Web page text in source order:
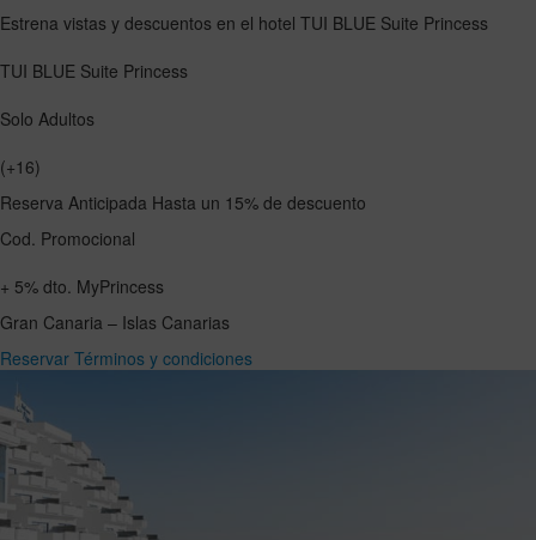
Estrena vistas y descuentos en el hotel TUI BLUE Suite Princess
TUI BLUE Suite Princess
Solo Adultos
(+16)
Reserva Anticipada Hasta un 15% de descuento
Cod. Promocional
+ 5% dto. MyPrincess
Gran Canaria – Islas Canarias
Reservar Términos y condiciones